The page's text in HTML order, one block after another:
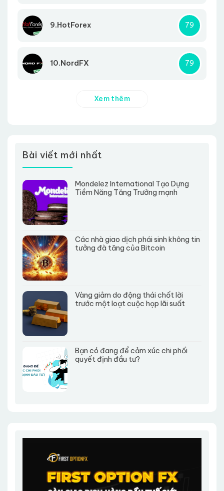
9.HotForex 79
10.NordFX 79
Xem thêm
Bài viết mới nhất
Mondelez International Tạo Dựng
Tiềm Năng Tăng Trưởng mạnh
Các nhà giao dịch phái sinh không tin
tưởng đà tăng của Bitcoin
Vàng giảm do động thái chốt lời
trước một loạt cuộc họp lãi suất
Bạn có đang để cảm xúc chi phối
quyết định đầu tư?